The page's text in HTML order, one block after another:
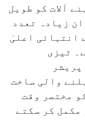
آلات کو طویل
زیادہ تعدد
انتہائی اعلیٰ
ٹیزی
والی ساخت
مختصر وقت
مکمل کر سکتے